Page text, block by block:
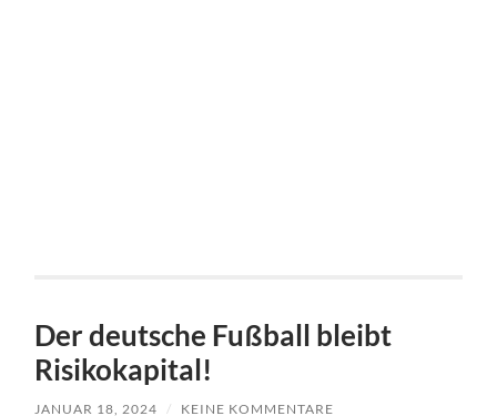
Der deutsche Fußball bleibt
Risikokapital!
JANUAR 18, 2024 / KEINE KOMMENTARE